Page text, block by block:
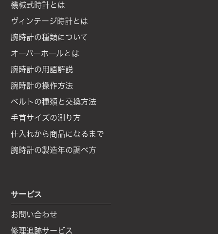
機械式時計とは
ヴィンテージ時計とは
腕時計の種類について
オーバーホールとは
腕時計の用語解説
腕時計の操作方法
ベルトの種類と交換方法
手首サイズの測り方
仕入れから商品になるまで
腕時計の製造年の調べ方
サービス
お問い合わせ
修理追跡サービス